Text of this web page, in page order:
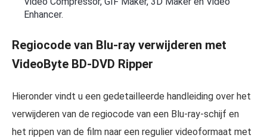
Enhancer.
Regiocode van Blu-ray verwijderen met
VideoByte BD-DVD Ripper
Hieronder vindt u een gedetailleerde handleiding over het
verwijderen van de regiocode van een Blu-ray-schijf en
het rippen van de film naar een regulier videoformaat met